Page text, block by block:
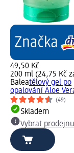
49,50 Kč
200 ml (24,75 Kč
Baleatělový gel po
opalování Aloe
(49)
Skladem
Vybrat